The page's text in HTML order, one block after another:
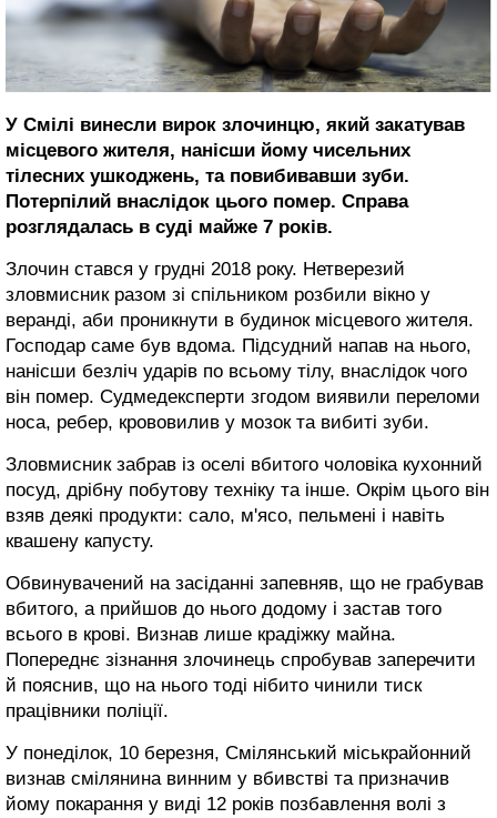
У Смілі винесли вирок злочинцю, який закатував
місцевого жителя, нанісши йому чисельних
тілесних ушкоджень, та повибивавши зуби.
Потерпілий внаслідок цього помер. Справа
розглядалась в суді майже 7 років.
Злочин стався у грудні 2018 року. Нетверезий
зловмисник разом зі спільником розбили вікно у
веранді, аби проникнути в будинок місцевого жителя.
Господар саме був вдома. Підсудний напав на нього,
нанісши безліч ударів по всьому тілу, внаслідок чого
він помер. Судмедексперти згодом виявили переломи
носа, ребер, крововилив у мозок та вибиті зуби.
Зловмисник забрав із оселі вбитого чоловіка кухонний
посуд, дрібну побутову техніку та інше. Окрім цього він
взяв деякі продукти: сало, м'ясо, пельмені і навіть
квашену капусту.
Обвинувачений на засіданні запевняв, що не грабував
вбитого, а прийшов до нього додому і застав того
всього в крові. Визнав лише крадіжку майна.
Попереднє зізнання злочинець спробував заперечити
й пояснив, що на нього тоді нібито чинили тиск
працівники поліції.
У понеділок, 10 березня, Смілянський міськрайонний
визнав смілянина винним у вбивстві та призначив
йому покарання у виді 12 років позбавлення волі з